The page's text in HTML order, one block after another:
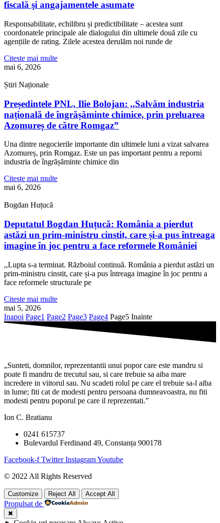
fiscală şi angajamentele asumate
Responsabilitate, echilibru și predictibilitate – acestea sunt
coordonatele principale ale dialogului din ultimele două zile cu
agențiile de rating. Zilele acestea derulăm noi runde de
Citeste mai multe
mai 6, 2026
Știri Naționale
Președintele PNL, Ilie Bolojan: ,,Salvăm industria
națională de îngrășăminte chimice, prin preluarea
Azomureș de către Romgaz”
Una dintre negocierile importante din ultimele luni a vizat salvarea
Azomureș, prin Romgaz. Este un pas important pentru a reporni
industria de îngrășăminte chimice din
Citeste mai multe
mai 6, 2026
Bogdan Huțucă
Deputatul Bogdan Huțucă: România a pierdut
astăzi un prim-ministru cinstit, care și-a pus întreaga
imagine în joc pentru a face reformele României
,,Lupta s-a terminat. Războiul continuă. România a pierdut astăzi un
prim-ministru cinstit, care și-a pus întreaga imagine în joc pentru a
face reformele structurale pe
Citeste mai multe
mai 5, 2026
Inapoi Page1 Page2 Page3 Page4 Page5 Inainte
„Sunteti, domnilor, reprezentantii unui popor care este mandru si
poate fi mandru de trecutul sau, si care trebuie sa aiba mare
incredere in viitorul sau. Nu scadeti rolul pe care el trebuie sa-l aiba
in lume; fiti cat de modesti pentru persoana dumneavoastra, nu fiti
modesti pentru poporul pe care il reprezentati.”
Ion C. Bratianu
0241 615737
Bulevardul Ferdinand 49, Constanța 900178
Facebook-f Twitter InstagramYoutube
© 2022 All Rights Reserved
Customize Reject All Accept All
Propulsat de
✖